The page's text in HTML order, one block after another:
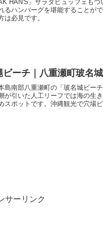
HAN'S」サラダビュッフェも
るハンバーグを堪能することが
は必見です。
ビーチ｜八重瀬町玻名
島南部八重瀬町の「玻名城ビー
が引いた人工リーフでは海の生
スポットです。沖縄観光で穴場
サーリンク